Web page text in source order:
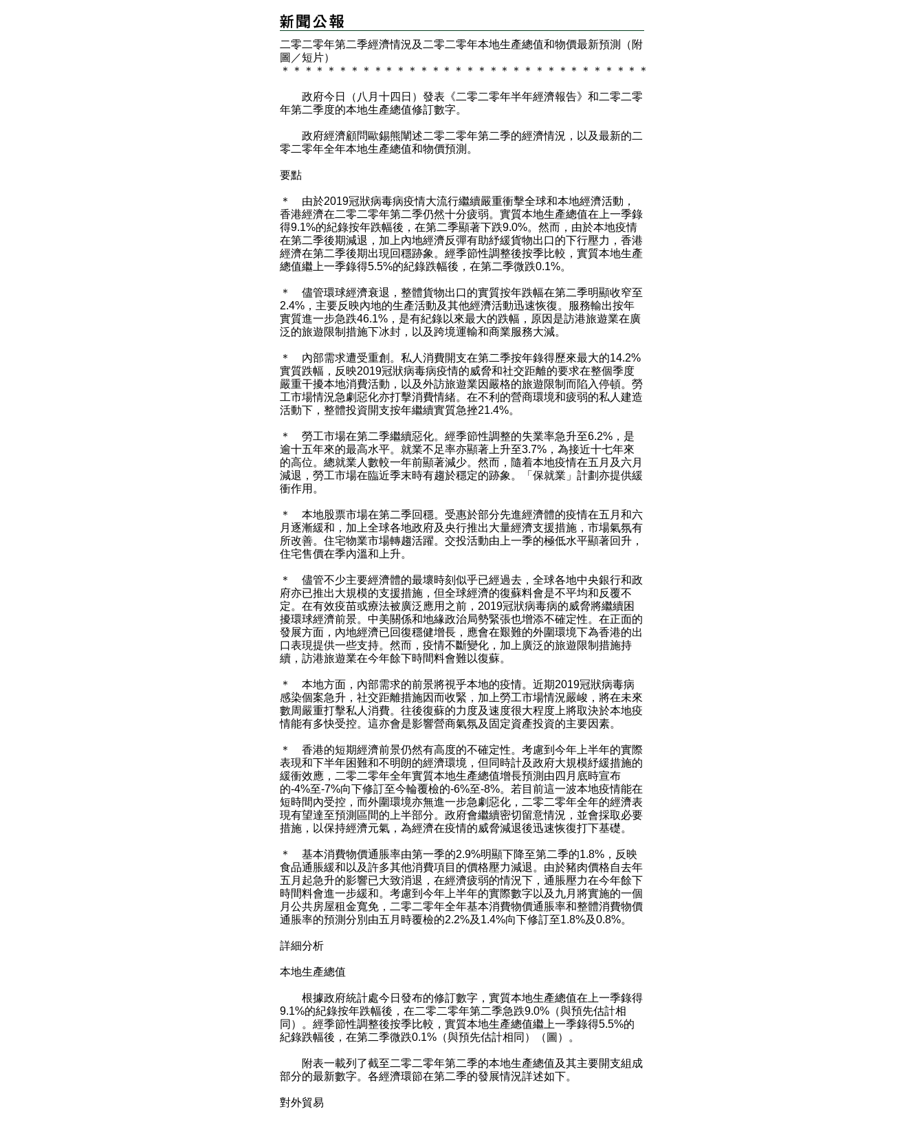
二零二零年第二季經濟情況及二零二零年本地生產總值和物價最新預測（附
圖／短片）
＊
＊ ＊ ＊ ＊ ＊ ＊ ＊ ＊ ＊ ＊ ＊ ＊ ＊ ＊ ＊ ＊ ＊ ＊ ＊ ＊ ＊ ＊ ＊ ＊ ＊ ＊ ＊ ＊ ＊ ＊ ＊
政府今日（八月十四日）發表《二零二零年半年經濟報告》和二零二零
年第二季度的本地生產總值修訂數字。
政府經濟顧問歐錫熊闡述二零二零年第二季的經濟情況，以及最新的二
零二零年全年本地生產總值和物價預測。
要點
＊ 由於2019冠狀病毒病疫情大流行繼續嚴重衝擊全球和本地經濟活動，
香港經濟在二零二零年第二季仍然十分疲弱。實質本地生產總值在上一季錄
得9.1%的紀錄按年跌幅後，在第二季顯著下跌9.0%。然而，由於本地疫情
在第二季後期減退，加上內地經濟反彈有助紓緩貨物出口的下行壓力，香港
經濟在第二季後期出現回穩跡象。經季節性調整後按季比較，實質本地生產
總值繼上一季錄得5.5%的紀錄跌幅後，在第二季微跌0.1%。
＊ 儘管環球經濟衰退，整體貨物出口的實質按年跌幅在第二季明顯收窄至
2.4%，主要反映內地的生產活動及其他經濟活動迅速恢復。服務輸出按年
實質進一步急跌46.1%，是有紀錄以來最大的跌幅，原因是訪港旅遊業在廣
泛的旅遊限制措施下冰封，以及跨境運輸和商業服務大減。
＊ 內部需求遭受重創。私人消費開支在第二季按年錄得歷來最大的14.2%
實質跌幅，反映2019冠狀病毒病疫情的威脅和社交距離的要求在整個季度
嚴重干擾本地消費活動，以及外訪旅遊業因嚴格的旅遊限制而陷入停頓。勞
工市場情況急劇惡化亦打擊消費情緒。在不利的營商環境和疲弱的私人建造
活動下，整體投資開支按年繼續實質急挫21.4%。
＊ 勞工市場在第二季繼續惡化。經季節性調整的失業率急升至6.2%，是
逾十五年來的最高水平。就業不足率亦顯著上升至3.7%，為接近十七年來
的高位。總就業人數較一年前顯著減少。然而，隨着本地疫情在五月及六月
減退，勞工市場在臨近季末時有趨於穩定的跡象。「保就業」計劃亦提供緩
衝作用。
＊ 本地股票市場在第二季回穩。受惠於部分先進經濟體的疫情在五月和六
月逐漸緩和，加上全球各地政府及央行推出大量經濟支援措施，市場氣氛有
所改善。住宅物業市場轉趨活躍。交投活動由上一季的極低水平顯著回升，
住宅售價在季內溫和上升。
＊ 儘管不少主要經濟體的最壞時刻似乎已經過去，全球各地中央銀行和政
府亦已推出大規模的支援措施，但全球經濟的復蘇料會是不平均和反覆不
定。在有效疫苗或療法被廣泛應用之前，2019冠狀病毒病的威脅將繼續困
擾環球經濟前景。中美關係和地緣政治局勢緊張也增添不確定性。在正面的
發展方面，內地經濟已回復穩健增長，應會在艱難的外圍環境下為香港的出
口表現提供一些支持。然而，疫情不斷變化，加上廣泛的旅遊限制措施持
續，訪港旅遊業在今年餘下時間料會難以復蘇。
＊ 本地方面，內部需求的前景將視乎本地的疫情。近期2019冠狀病毒病
感染個案急升，社交距離措施因而收緊，加上勞工市場情況嚴峻，將在未來
數周嚴重打擊私人消費。往後復蘇的力度及速度很大程度上將取決於本地疫
情能有多快受控。這亦會是影響營商氣氛及固定資產投資的主要因素。
＊ 香港的短期經濟前景仍然有高度的不確定性。考慮到今年上半年的實際
表現和下半年困難和不明朗的經濟環境，但同時計及政府大規模紓緩措施的
緩衝效應，二零二零年全年實質本地生產總值增長預測由四月底時宣布
的-4%至-7%向下修訂至今輪覆檢的-6%至-8%。若目前這一波本地疫情能在
短時間內受控，而外圍環境亦無進一步急劇惡化，二零二零年全年的經濟表
現有望達至預測區間的上半部分。政府會繼續密切留意情況，並會採取必要
措施，以保持經濟元氣，為經濟在疫情的威脅減退後迅速恢復打下基礎。
＊ 基本消費物價通脹率由第一季的2.9%明顯下降至第二季的1.8%，反映
食品通脹緩和以及許多其他消費項目的價格壓力減退。由於豬肉價格自去年
五月起急升的影響已大致消退，在經濟疲弱的情況下，通脹壓力在今年餘下
時間料會進一步緩和。考慮到今年上半年的實際數字以及九月將實施的一個
月公共房屋租金寬免，二零二零年全年基本消費物價通脹率和整體消費物價
通脹率的預測分別由五月時覆檢的2.2%及1.4%向下修訂至1.8%及0.8%。
詳細分析
本地生產總值
根據政府統計處今日發布的修訂數字，實質本地生產總值在上一季錄得
9.1%的紀錄按年跌幅後，在二零二零年第二季急跌9.0%（與預先估計相
同）。經季節性調整後按季比較，實質本地生產總值繼上一季錄得5.5%的
紀錄跌幅後，在第二季微跌0.1%（與預先估計相同）（圖）。
附表一載列了截至二零二零年第二季的本地生產總值及其主要開支組成
部分的最新數字。各經濟環節在第二季的發展情況詳述如下。
對外貿易